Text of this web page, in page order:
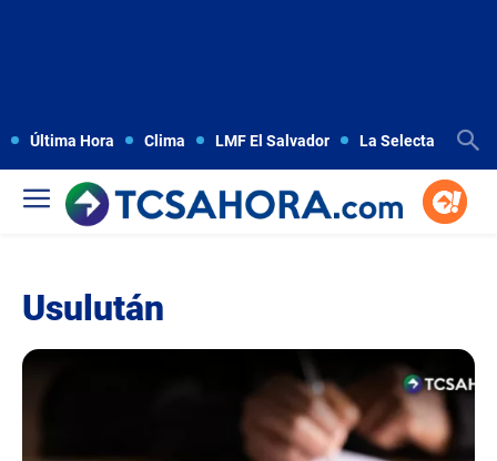
Última Hora Clima LMF El Salvador La Selecta
Usulután